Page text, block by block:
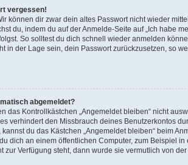
vergessen!
können dir zwar dein altes Passwort nicht wieder
du, indem du auf der Anmelde-Seite auf „Ich habe
So solltest du dich schnell wieder anmelden
in der Lage sein, dein Passwort zurückzusetzen, so
abgemeldet?
das Kontrollkästchen „Angemeldet bleiben“ nicht
verhindert den Missbrauch deines Benutzerkontos
du das Kästchen „Angemeldet bleiben“ beim
dich an einem öffentlichen Computer, zum Beispiel in
zur Verfügung steht, dann wurde sie vermutlich von